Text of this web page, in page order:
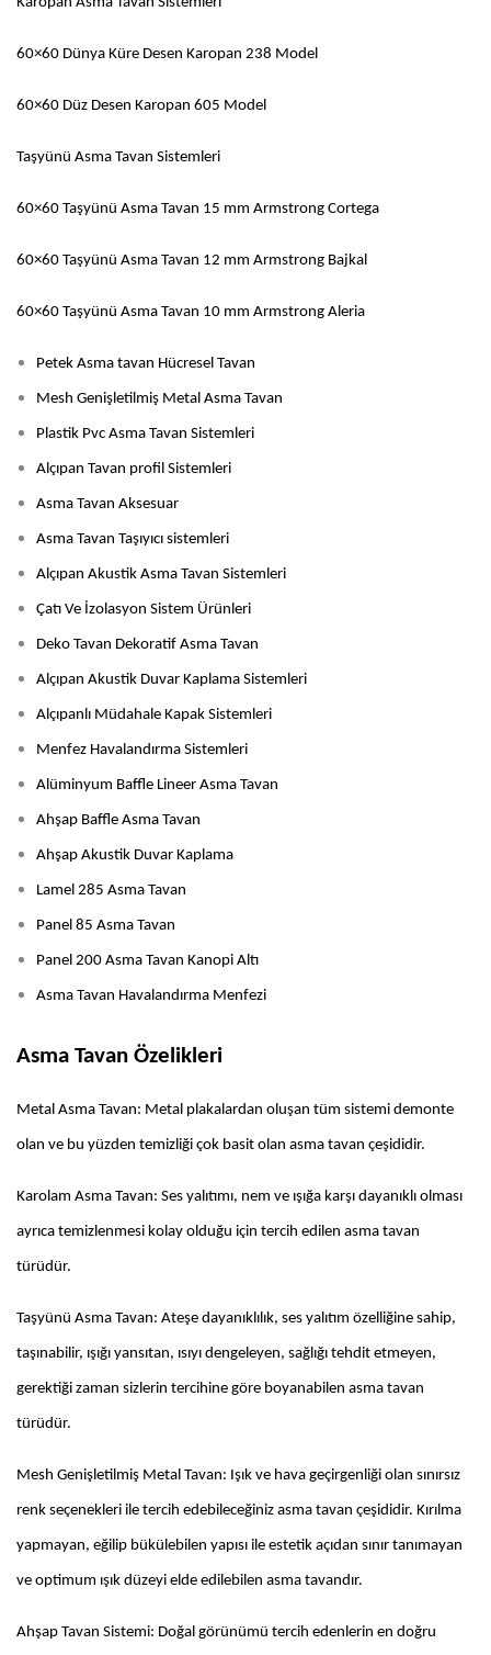
60×60 Dünya Küre Desen Karopan 238 Model
60×60 Düz Desen Karopan 605 Model
Taşyünü Asma Tavan Sistemleri
60×60 Taşyünü Asma Tavan 15 mm Armstrong Cortega
60×60 Taşyünü Asma Tavan 12 mm Armstrong Bajkal
60×60 Taşyünü Asma Tavan 10 mm Armstrong Aleria
Petek Asma tavan Hücresel Tavan
Mesh Genişletilmiş Metal Asma Tavan
Plastik Pvc Asma Tavan Sistemleri
Alçıpan Tavan profil Sistemleri
Asma Tavan Aksesuar
Asma Tavan Taşıyıcı sistemleri
Alçıpan Akustik Asma Tavan Sistemleri
Çatı Ve İzolasyon Sistem Ürünleri
Deko Tavan Dekoratif Asma Tavan
Alçıpan Akustik Duvar Kaplama Sistemleri
Alçıpanlı Müdahale Kapak Sistemleri
Menfez Havalandırma Sistemleri
Alüminyum Baffle Lineer Asma Tavan
Ahşap Baffle Asma Tavan
Ahşap Akustik Duvar Kaplama
Lamel 285 Asma Tavan
Panel 85 Asma Tavan
Panel 200 Asma Tavan Kanopi Altı
Asma Tavan Havalandırma Menfezi
Asma Tavan Özelikleri
Metal Asma Tavan: Metal plakalardan oluşan tüm sistemi demonte
olan ve bu yüzden temizliği çok basit olan asma tavan çeşididir.
Karolam Asma Tavan: Ses yalıtımı, nem ve ışığa karşı dayanıklı olması
ayrıca temizlenmesi kolay olduğu için tercih edilen asma tavan
türüdür.
Taşyünü Asma Tavan: Ateşe dayanıklılık, ses yalıtım özelliğine sahip,
taşınabilir, ışığı yansıtan, ısıyı dengeleyen, sağlığı tehdit etmeyen,
gerektiği zaman sizlerin tercihine göre boyanabilen asma tavan
türüdür.
Mesh Genişletilmiş Metal Tavan: Işık ve hava geçirgenliği olan sınırsız
renk seçenekleri ile tercih edebileceğiniz asma tavan çeşididir. Kırılma
yapmayan, eğilip bükülebilen yapısı ile estetik açıdan sınır tanımayan
ve optimum ışık düzeyi elde edilebilen asma tavandır.
Ahşap Tavan Sistemi: Doğal görünümü tercih edenlerin en doğru